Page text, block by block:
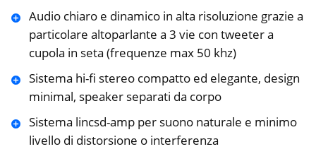
Audio chiaro e dinamico in alta risoluzione grazie a
particolare altoparlante a 3 vie con tweeter a
cupola in seta (frequenze max 50 khz)
Sistema hi-fi stereo compatto ed elegante, design
minimal, speaker separati da corpo
Sistema lincsd-amp per suono naturale e minimo
livello di distorsione o interferenza